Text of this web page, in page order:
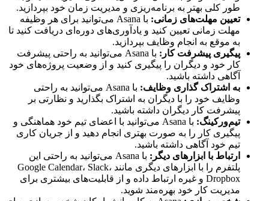
طور کلی بهتر به برنامه‌ریزی و مدیریت زمان خود بپردازید.
تعیین مهلت‌های زمانی :
با Asana می‌توانید برای هر وظیفه
مهلت زمانی تعیین کنید و یادآوری‌های دوره‌ای دریافت کنید تا
به موقع به انجام وظایف بپردازید.
پیگیری پیشرفت کار:
با Asana می‌توانید به راحتی پیشرفت
کار خود و دیگران را پیگیری کنید و از وضعیت پروژه‌های خود
آگاهی داشته باشید.
به اشتراک گذاری وظایف:
با Asana می‌توانید به راحتی
وظایف خود را با دیگران به اشتراک بگذارید و نظارتی بر
پیشرفت کار دیگران داشته باشید.
تیم‌ورکینگ:
با Asana می‌توانید با اعضای تیم خود هماهنگی و
پیگیری کار را به صورت بهتری انجام دهید و از جریان کاری
تیم خود آگاهی داشته باشید.
ارتباط با ابزارهای دیگر :
با Asana می‌توانید به راحتی این
پلتفرم را با ابزارهای دیگری مانند Google Calendar، Slack،
Dropbox و غیره ارتباط داده و از قابلیت‌های بیشتری برای
مدیریت کار خود بهره‌مند شوید.